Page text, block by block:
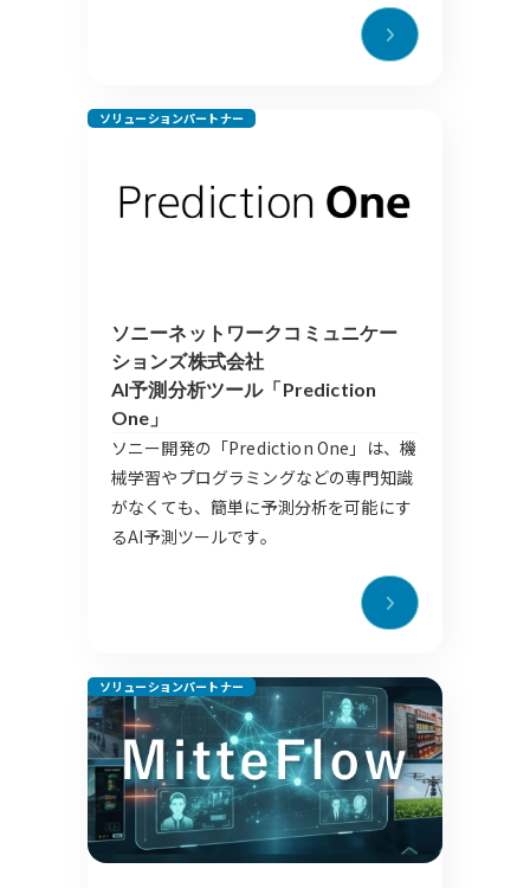
ソリューションパートナー
ソニーネットワークコミュニケー
ションズ株式会社
AI予測分析ツール「Prediction
One」
ソニー開発の「Prediction One」は、機
械学習やプログラミングなどの専門知識
がなくても、簡単に予測分析を可能にす
るAI予測ツールです。
ソリューションパートナー